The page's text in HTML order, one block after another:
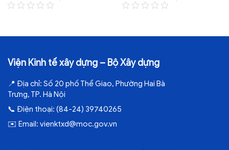
Viện Kinh tế xây dựng – Bộ Xây dựng
📍 Địa chỉ: Số 20 phố Thể Giao, Phường Hai Bà
Trưng, TP. Hà Nội
📞 Điện thoại: (84-24) 39740265
✉️ Email: vienktxd@moc.gov.vn